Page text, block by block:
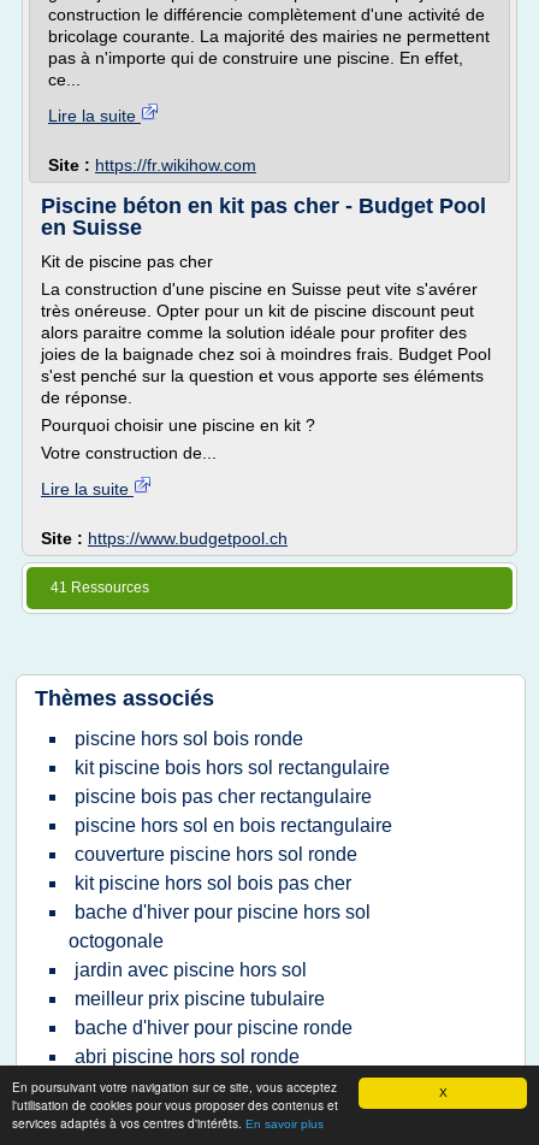
X
En poursuivant votre navigation sur ce site, vous acceptez
l'utilisation de cookies pour vous proposer des contenus et
services adaptés à vos centres d'intérêts. En savoir plus
construction le différencie complètement d'une activité de
bricolage courante. La majorité des mairies ne permettent
pas à n'importe qui de construire une piscine. En effet,
ce...
Lire la suite
Site : https://fr.wikihow.com
Piscine béton en kit pas cher - Budget Pool
en Suisse
Kit de piscine pas cher
La construction d'une piscine en Suisse peut vite s'avérer
très onéreuse. Opter pour un kit de piscine discount peut
alors paraitre comme la solution idéale pour profiter des
joies de la baignade chez soi à moindres frais. Budget Pool
s'est penché sur la question et vous apporte ses éléments
de réponse.
Pourquoi choisir une piscine en kit ?
Votre construction de...
Lire la suite
Site : https://www.budgetpool.ch
41 Ressources
Thèmes associés
piscine hors sol bois ronde
kit piscine bois hors sol rectangulaire
piscine bois pas cher rectangulaire
piscine hors sol en bois rectangulaire
couverture piscine hors sol ronde
kit piscine hors sol bois pas cher
bache d'hiver pour piscine hors sol
octogonale
jardin avec piscine hors sol
meilleur prix piscine tubulaire
bache d'hiver pour piscine ronde
abri piscine hors sol ronde
piscine structure bois hors sol
installateur piscine bois hors sol